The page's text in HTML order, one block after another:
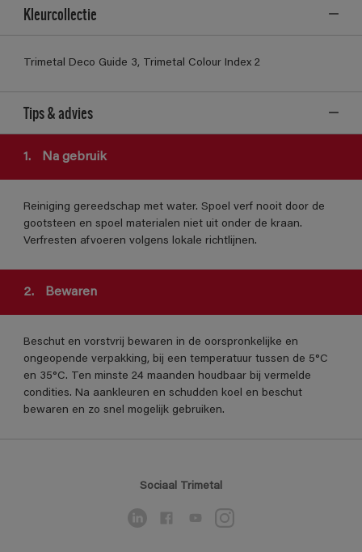
Kleurcollectie
Trimetal Deco Guide 3, Trimetal Colour Index 2
Tips & advies
1. Na gebruik
Reiniging gereedschap met water. Spoel verf nooit door de
gootsteen en spoel materialen niet uit onder de kraan.
Verfresten afvoeren volgens lokale richtlijnen.
2. Bewaren
Beschut en vorstvrij bewaren in de oorspronkelijke en
ongeopende verpakking, bij een temperatuur tussen de 5°C
en 35°C. Ten minste 24 maanden houdbaar bij vermelde
condities. Na aankleuren en schudden koel en beschut
bewaren en zo snel mogelijk gebruiken.
Sociaal Trimetal